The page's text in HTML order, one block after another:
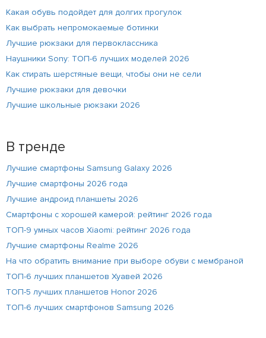
Какая обувь подойдет для долгих прогулок
Как выбрать непромокаемые ботинки
Лучшие рюкзаки для первоклассника
Наушники Sony: ТОП-6 лучших моделей 2026
Как стирать шерстяные вещи, чтобы они не сели
Лучшие рюкзаки для девочки
Лучшие школьные рюкзаки 2026
В тренде
Лучшие смартфоны Samsung Galaxy 2026
Лучшие смартфоны 2026 года
Лучшие андроид планшеты 2026
Смартфоны с хорошей камерой: рейтинг 2026 года
ТОП-9 умных часов Xiaomi: рейтинг 2026 года
Лучшие смартфоны Realme 2026
На что обратить внимание при выборе обуви с мембраной
ТОП-6 лучших планшетов Хуавей 2026
ТОП-5 лучших планшетов Honor 2026
ТОП-6 лучших смартфонов Samsung 2026